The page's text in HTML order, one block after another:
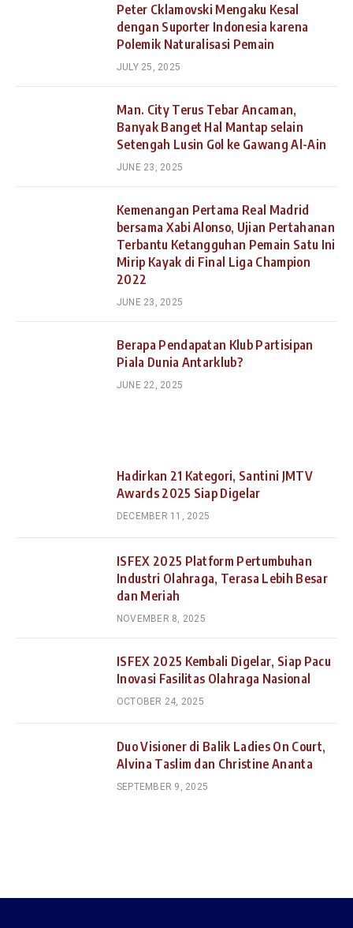
Peter Cklamovski Mengaku Kesal
dengan Suporter Indonesia karena
Polemik Naturalisasi Pemain
JULY 25, 2025
Man. City Terus Tebar Ancaman,
Banyak Banget Hal Mantap selain
Setengah Lusin Gol ke Gawang Al-Ain
JUNE 23, 2025
Kemenangan Pertama Real Madrid
bersama Xabi Alonso, Ujian Pertahanan
Terbantu Ketangguhan Pemain Satu Ini
Mirip Kayak di Final Liga Champion
2022
JUNE 23, 2025
Berapa Pendapatan Klub Partisipan
Piala Dunia Antarklub?
JUNE 22, 2025
Hadirkan 21 Kategori, Santini JMTV
Awards 2025 Siap Digelar
DECEMBER 11, 2025
ISFEX 2025 Platform Pertumbuhan
Industri Olahraga, Terasa Lebih Besar
dan Meriah
NOVEMBER 8, 2025
ISFEX 2025 Kembali Digelar, Siap Pacu
Inovasi Fasilitas Olahraga Nasional
OCTOBER 24, 2025
Duo Visioner di Balik Ladies On Court,
Alvina Taslim dan Christine Ananta
SEPTEMBER 9, 2025